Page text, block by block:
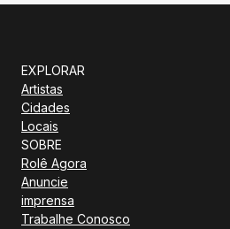
EXPLORAR
Artistas
Cidades
Locais
SOBRE
Rolê Agora
Anuncie
imprensa
Trabalhe Conosco